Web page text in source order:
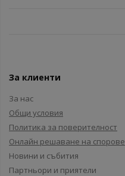
За клиенти
За нас
Общи условия
Политика за поверителност
Онлайн решаване на спорове
Новини и събития
Партньори и приятели